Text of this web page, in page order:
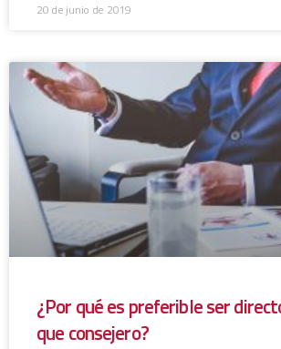
20 de junio de 2019
¿Por qué es preferible ser
que consejero?